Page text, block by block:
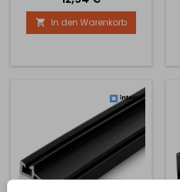
der Tür mit den Profilen
abzustimmen und die
Kante der Spanplatte nicht
ist es nicht notwendig, die
 In den Warenkorb